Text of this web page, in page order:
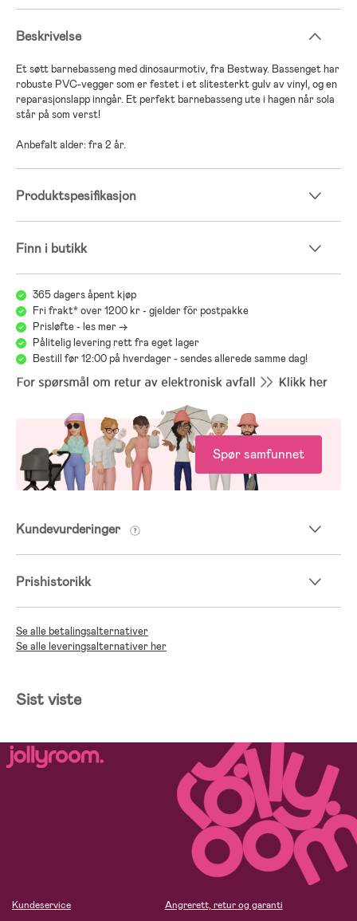
Beskrivelse
Et søtt barnebasseng med dinosaurmotiv, fra Bestway. Bassenget har
robuste PVC-vegger som er festet i et slitesterkt gulv av vinyl, og en
reparasjonslapp inngår. Et perfekt barnebasseng ute i hagen når sola
står på som verst!
Anbefalt alder: fra 2 år.
Produktspesifikasjon
Finn i butikk
365 dagers åpent kjøp
Fri frakt* over 1200 kr - gjelder för postpakke
Prisløfte - les mer ->
Pålitelig levering rett fra eget lager
Bestill før 12:00 på hverdager - sendes allerede samme dag!
Spør samfunnet
Kundevurderinger
Prishistorikk
Se alle betalingsalternativer
Se alle leveringsalternativer her
Sist viste
Kundeservice
Angrerett, retur og garanti